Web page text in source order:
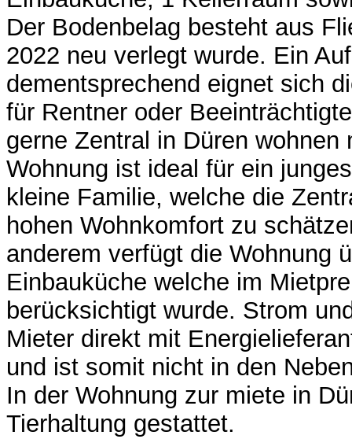
Der Bodenbelag besteht aus
2022 neu verlegt wurde. Ein
dementsprechend eignet sich
für Rentner oder
gerne Zentral in Düren wohnen
Wohnung ist ideal für ein
kleine Familie, welche die
hohen Wohnkomfort zu
anderem verfügt die Wohnung
Einbauküche welche im
berücksichtigt wurde. Strom
Mieter direkt mit
und ist somit nicht in den
In der Wohnung zur miete in
Tierhaltung gestattet.